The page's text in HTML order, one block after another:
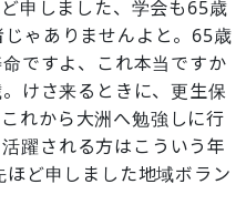
申しました、学会も65歳
ゃありませんよと。65歳
ですよ、これ本当ですか
けさ来るときに、更生保
れから大洲へ勉強しに行
躍される方はこういう年
ど申しました地域ボラン